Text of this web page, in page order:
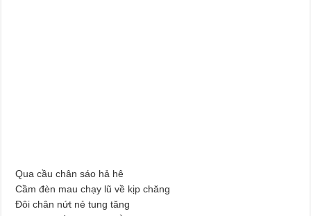
Qua cầu chân sáo hả hê
Cầm đèn mau chạy lũ về kịp chăng
Đôi chân nứt nẻ tung tăng